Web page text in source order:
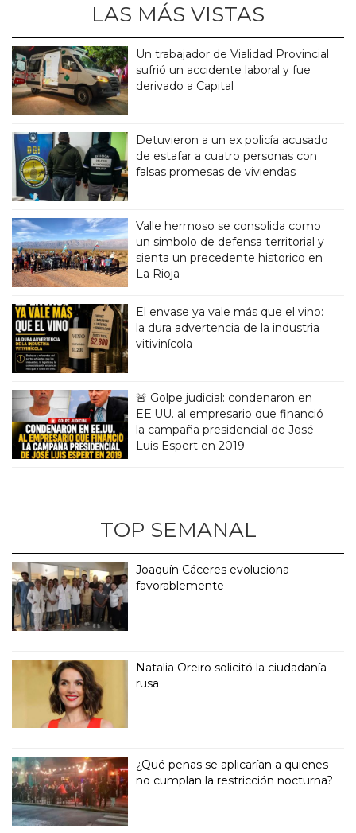
LAS MÁS VISTAS
Un trabajador de Vialidad Provincial
sufrió un accidente laboral y fue
derivado a Capital
Detuvieron a un ex policía acusado
de estafar a cuatro personas con
falsas promesas de viviendas
Valle hermoso se consolida como
un simbolo de defensa territorial y
sienta un precedente historico en
La Rioja
El envase ya vale más que el vino:
la dura advertencia de la industria
vitivinícola
🚨 Golpe judicial: condenaron en
EE.UU. al empresario que financió
la campaña presidencial de José
Luis Espert en 2019
TOP SEMANAL
Joaquín Cáceres evoluciona
favorablemente
Natalia Oreiro solicitó la ciudadanía
rusa
¿Qué penas se aplicarían a quienes
no cumplan la restricción nocturna?